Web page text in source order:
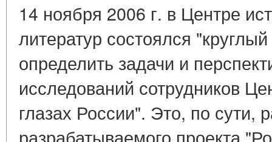
14 ноября 2006 г. в Центре
литератур состоялся
определить задачи и
исследований сотрудников
глазах России". Это, по сути,
разрабатываемого проекта